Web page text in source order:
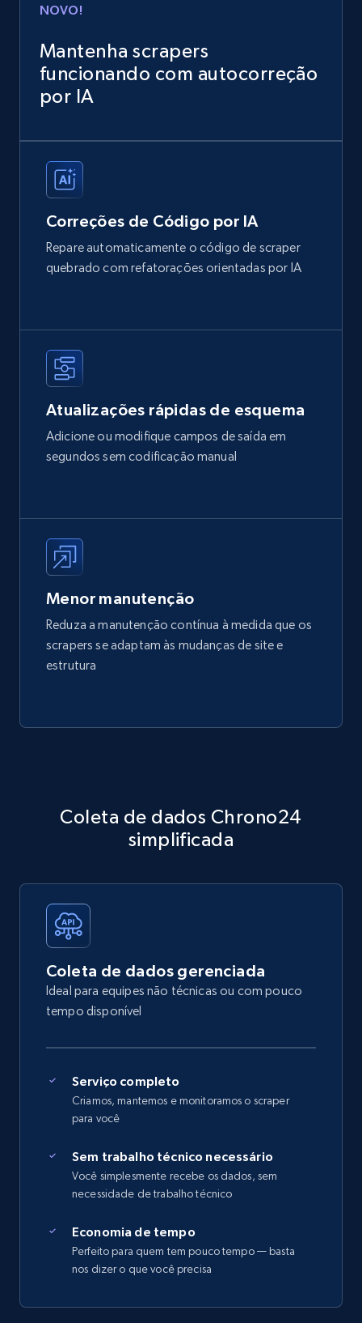
NOVO!
Mantenha scrapers
funcionando com autocorreção
por IA
Correções de Código por IA
Repare automaticamente o código de scraper
quebrado com refatorações orientadas por IA
Atualizações rápidas de esquema
Adicione ou modifique campos de saída em
segundos sem codificação manual
Menor manutenção
Reduza a manutenção contínua à medida que os
scrapers se adaptam às mudanças de site e
estrutura
Coleta de dados Chrono24
simplificada
Coleta de dados gerenciada
Ideal para equipes não técnicas ou com pouco
tempo disponível
Serviço completo
Criamos, mantemos e monitoramos o scraper
para você
Sem trabalho técnico necessário
Você simplesmente recebe os dados, sem
necessidade de trabalho técnico
Economia de tempo
Perfeito para quem tem pouco tempo — basta
nos dizer o que você precisa